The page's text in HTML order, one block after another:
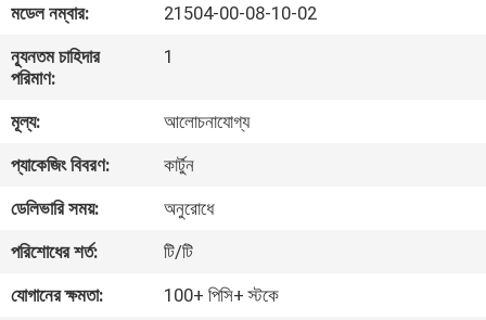
কারখানা
ভ্রমণ
মান
নিয়ন্ত্রণ
আমাদের
সাথে
মডেল নম্বার:
21504-00-08-10-02
ন্যূনতম চাহিদার
পরিমাণ:
1
মূল্য:
আলোচনাযোগ্য
প্যাকেজিং বিবরণ:
কার্টুন
ডেলিভারি সময়:
অনুরোধে
পরিশোধের শর্ত:
টি/টি
যোগানের ক্ষমতা:
100+ পিসি+ স্টকে